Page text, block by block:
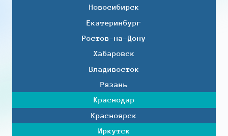
Новосибирск
Екатеринбург
Ростов-на-Дону
Хабаровск
Владивосток
Рязань
Краснодар
Красноярск
Иркутск